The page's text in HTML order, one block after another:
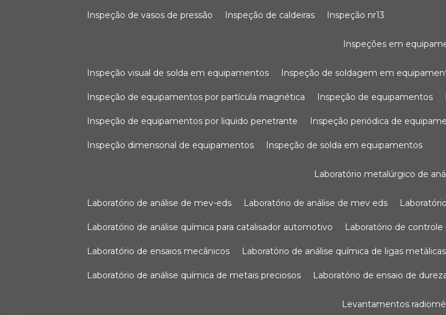
inspeção de vasos de pressão inspeção de caldeiras inspeção nr13
inspeções em
inspeção visual de solda em equipamentos inspeção de soldagem em
inspeção de equipamentos por partícula magnética inspeção de equipamentos
inspeção de equipamentos por liquido penetrante inspeção periódica de
inspeção dimensonal de equipamentos inspeção de solda em equipamentos
laboratório metalúrgico de
laboratório de análise de mev-eds laboratório de análise de mev eds
laboratório de análise química para catalisador automotivo laboratório de controle
laboratório de ensaios mecânicos laboratório de análise química de ligas metálicas
laboratório de análise química de metais preciosos laboratório de ensaio de
levantamentos